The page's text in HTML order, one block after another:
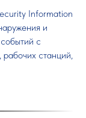
Information
и
с
рабочих станций,